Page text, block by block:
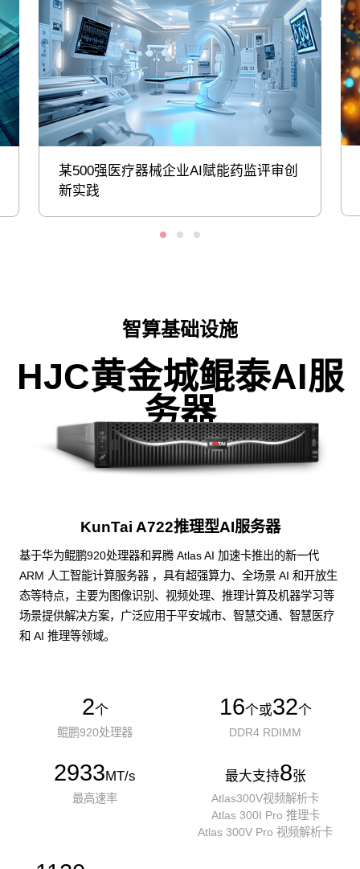
某500强医疗器械企业AI赋能药监评审创
新实践
智算基础设施
HJC黄金城鲲泰AI服
务器
KunTai A722推理型AI服务器
基于华为鲲鹏920处理器和昇腾 Atlas AI 加速卡推出的新一代
ARM 人工智能计算服务器 ，具有超强算力、全场景 AI 和开放生
态等特点，主要为图像识别、视频处理、推理计算及机器学习等
场景提供解决方案，广泛应用于平安城市、智慧交通、智慧医疗
和 AI 推理等领域。
2个
鲲鹏920处理器
16个或32个
DDR4 RDIMM
2933MT/s
最高速率
最大支持8张
Atlas300V视频解析卡
Atlas 300I Pro 推理卡
Atlas 300V Pro 视频解析卡